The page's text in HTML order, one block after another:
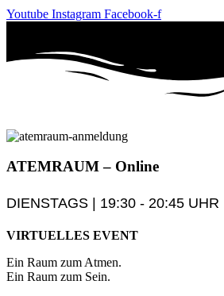
Youtube Instagram Facebook-f
ATEMRAUM– Online
DIENSTAGS | 19:30 - 20:45 UHR
VIRTUELLES EVENT
Ein Raum zum Atmen.
Ein Raum zum Sein.